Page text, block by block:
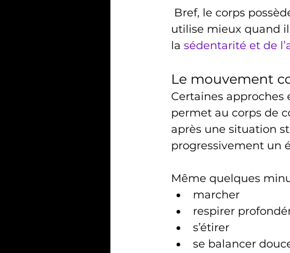
utilise mieux quand il
la sédentarité et de
Le mouvement
Certaines
permet au corps de
après une situation
progressivement un
Même quelques
marcher
respirer
s’étirer
se balancer